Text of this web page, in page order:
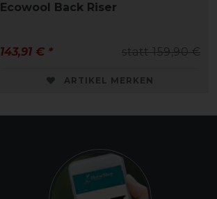
Ecowool Back Riser
statt 159,90 €
143,91 € *
ARTIKEL MERKEN